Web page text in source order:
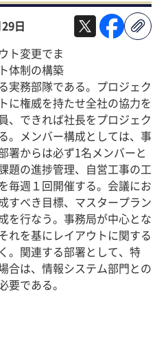
日
ト変更でま
体制の構築
実務部隊である。プロジェク
に権威を持たせ全社の協力を
、できれば社長をプロジェク
。メンバー構成としては、事
署からは必ず1名メンバーと
題の進捗管理、自営工事の工
毎週１回開催する。会議にお
すべき目標、マスタープラン
を行なう。事務局が中心とな
れを基にレイアウトに関する
。関連する部署として、特
合は、情報システム部門との
要である。